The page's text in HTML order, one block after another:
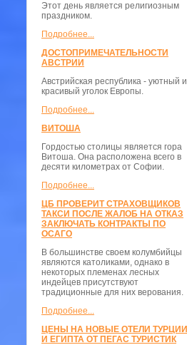
Этот день является религиозным
праздником.
Подробнее...
ДОСТОПРИМЕЧАТЕЛЬНОСТИ
АВСТРИИ
Австрийская республика - уютный и
красивый уголок Европы.
Подробнее...
ВИТОША
Гордостью столицы является гора
Витоша. Она расположена всего в
десяти километрах от Софии.
Подробнее...
ЦБ ПРОВЕРИТ СТРАХОВЩИКОВ
ТАКСИ ПОСЛЕ ЖАЛОБ НА ОТКАЗ
ЗАКЛЮЧАТЬ КОНТРАКТЫ ПО
ОСАГО
В большинстве своем колумбийцы
являются католиками, однако в
некоторых племенах лесных
индейцев присутствуют
традиционные для них верования.
Подробнее...
ЦЕНЫ НА НОВЫЕ ОТЕЛИ ТУРЦИИ
И ЕГИПТА ОТ ПЕГАС ТУРИСТИК